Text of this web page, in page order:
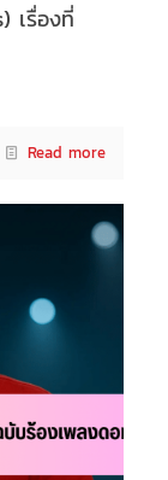
เรื่องที่
Read more